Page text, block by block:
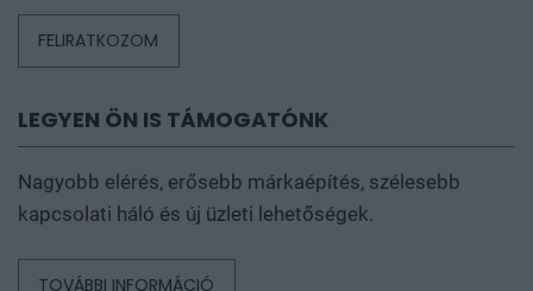
FELIRATKOZOM
LEGYEN ÖN IS TÁMOGATÓNK
Nagyobb elérés, erősebb márkaépítés, szélesebb
kapcsolati háló és új üzleti lehetőségek.
TOVÁBBI INFORMÁCIÓ